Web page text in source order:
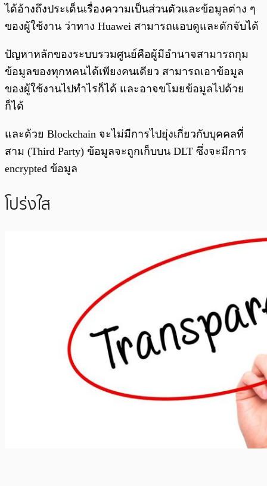
ได้อ้างถึงประเด็นเรื่องความเป็นส่วนตัวและข้อมูลต่าง ๆ
ของผู้ใช้งาน ว่าทาง Huawei สามารถแอบดูและดักจับได้
ปัญหาหลักของระบบรวมศูนย์คือผู้มีอำนาจสามารถกุม
ข้อมูลของทุกหคนได้เพียงคนเดียว สามารถเอาข้อมูล
ของผู้ใช้งานไปทำไรก็ได้ และอาจขโมยข้อมูลไปด้วย
ก็ได้
และด้วย Blockchain จะไม่มีการไปยุ่งเกี่ยวกับบุคคลที่
สาม (Third Party) ข้อมูลจะถูกเก็บบน DLT ซึ่งจะมีการ
encrypted ข้อมูล
โปร่งใส